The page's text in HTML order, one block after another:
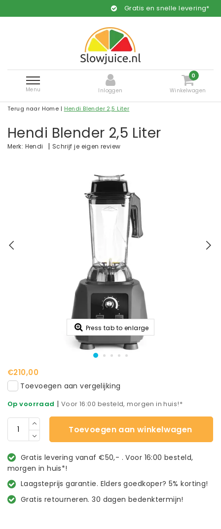
Gratis en snelle levering*
Menu Inloggen
0
Winkelwagen
Terug naar Home | Hendi Blender 2,5 Liter
Hendi Blender 2,5 Liter
Merk: Hendi | Schrijf je eigen review
Press tab to enlarge
€210,00
Toevoegen aan vergelijking
Op voorraad | Voor 16:00 besteld, morgen in huis!*
Toevoegen aan winkelwagen
Gratis levering vanaf €50,- . Voor 16:00 besteld,
morgen in huis*!
Laagsteprijs garantie. Elders goedkoper? 5% korting!
Gratis retourneren. 30 dagen bedenktermijn!